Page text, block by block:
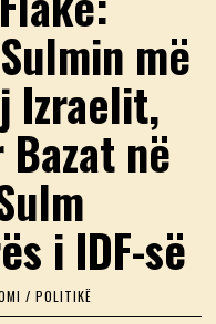
më
Izraelit,
në
i IDF-së
/ POLITIKË